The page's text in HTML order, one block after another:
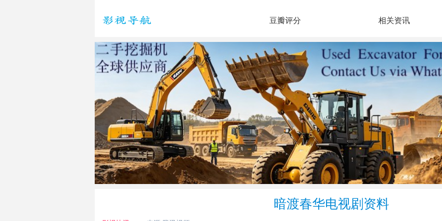
豆瓣评分 相关资讯
暗渡春华电视剧资料